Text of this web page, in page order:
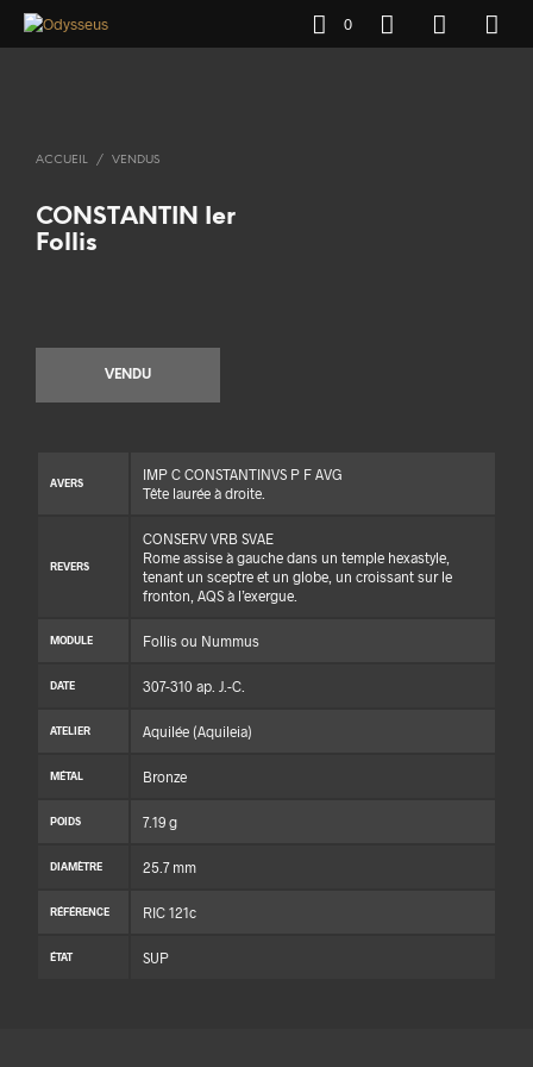
0
ACCUEIL / VENDUS
CONSTANTIN Ier
Follis
VENDU
AVERS
IMP C CONSTANTINVS P F AVG
Tête laurée à droite.
REVERS
CONSERV VRB SVAE
Rome assise à gauche dans un temple hexastyle,
tenant un sceptre et un globe, un croissant sur le
fronton, AQS à l’exergue.
MODULE Follis ou Nummus
DATE 307-310 ap. J.-C.
ATELIER Aquilée (Aquileia)
MÉTAL Bronze
POIDS 7.19 g
DIAMÈTRE 25.7 mm
RÉFÉRENCE RIC 121c
ÉTAT SUP